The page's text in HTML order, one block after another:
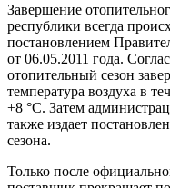
Завершение
республики всегда
постановлением
от 06.05.2011 года.
отопительный сезон
температура воздуха в
+8 °C. Затем
также издает
сезона.
Только после